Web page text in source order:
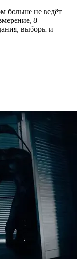
больше не ведёт
8
выборы и